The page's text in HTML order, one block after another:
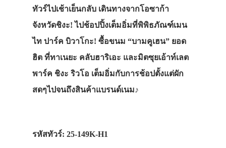
ทัวร์ไปเช้าเย็นกลับ เดินทางจากโอซาก้า
จังหวัดชิงะ! ไปช้อปปิ้งเต็มอิ่มที่พิพิธภัณฑ์เมน
ไท ปาร์ค บิวาโกะ! ซื้อขนม “บามคูเฮน” ยอด
ฮิต ที่ทาเนยะ คลับฮาริเอะ และมิตซุยเอ้าท์เลต
พาร์ค ชิงะ ริวโอ เต็มอิ่มกับการช้อปตั้งแต่ผัก
สดๆไปจนถึงสินค้าแบรนด์เนม♪
รหัสทัวร์: 25-149K-H1